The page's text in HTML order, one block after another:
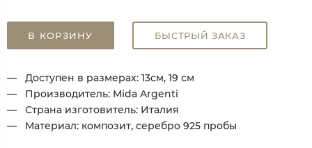
В КОРЗИНУ БЫСТРЫЙ ЗАКАЗ
Доступен в размерах: 13см, 19 см
Производитель: Mida Argenti
Страна изготовитель: Италия
Материал: композит, серебро 925 пробы